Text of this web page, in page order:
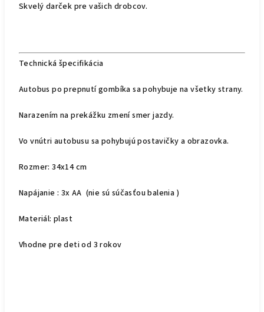
Skvelý darček pre vašich drobcov.
Technická špecifikácia
Autobus po prepnutí gombíka sa pohybuje na všetky strany.
Narazením na prekážku zmení smer jazdy.
Vo vnútri autobusu sa pohybujú postavičky a obrazovka.
Rozmer: 34x14 cm
Napájanie : 3x AA (nie sú súčasťou balenia )
Materiál: plast
Vhodne pre deti od 3 rokov